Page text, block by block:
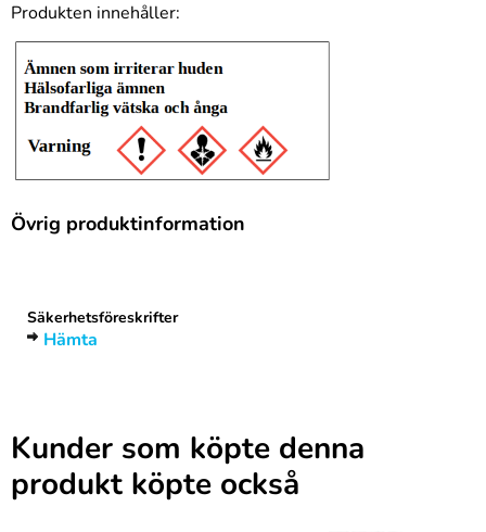
Produkten innehåller:
Övrig produktinformation
Säkerhetsföreskrifter
Hämta
Kunder som köpte denna
produkt köpte också